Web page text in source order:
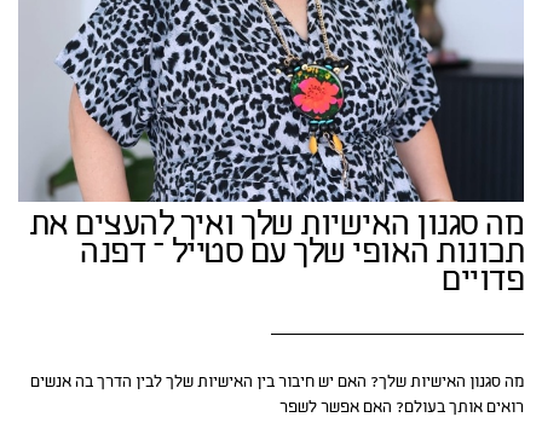
מה סגנון האישיות שלך ואיך להעצים את
תכונות האופי שלך עם סטייל – דפנה
פדויים
מה סגנון האישיות שלך? האם יש חיבור בין האישיות שלך לבין הדרך בה אנשים
רואים אותך בעולם? האם אפשר לשפר